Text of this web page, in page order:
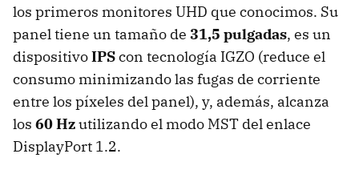
los primeros monitores UHD que conocimos. Su
panel tiene un tamaño de 31,5 pulgadas, es un
dispositivoIPScon tecnología IGZO (reduce el
consumo minimizando las fugas de corriente
entre los píxeles del panel), y, además, alcanza
los 60 Hzutilizando el modo MST del enlace
DisplayPort 1.2.